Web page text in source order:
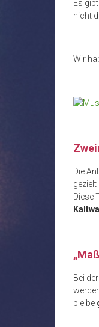
Es
nicht
Wir
Die
Diese
Bei
bleibe